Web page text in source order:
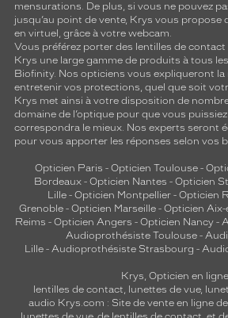
mensurations. De plus, si vous ne pouvez
jusqu’au point de vente, Krys vous propose
en virtuel, grâce à votre webcam.
Vous préférez porter des lentilles de
Krys une large gamme de produits à tous
Biofinity. Nos opticiens vous expliqueront la
entretenir vos protections, quel que soit
Krys met ainsi à votre disposition de
domaine de l’optique pour que vous
correspondra le mieux. Nos experts seront
pour vous apporter les réponses selon vos
Opticien Paris - Opticien Toulouse-
Bordeaux- Opticien Nantes - Opticien
Lille - Opticien Montpellier - Opticien
Grenoble - Opticien Marseille - Opticien
Reims - Opticien Angers - Opticien Nancy -
Audioprothésiste Toulouse-
Lille- Audioprothésiste Strasbourg -
Krys, Opticien en
lentilles de contact, lunettes de vue,
audio Krys.com : Site de vente en ligne